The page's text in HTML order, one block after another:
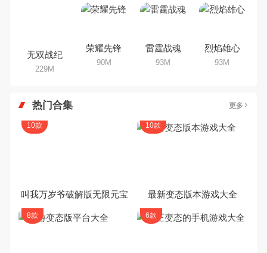
无双战纪
229M
荣耀先锋
90M
雷霆战魂
93M
烈焰雄心
93M
热门合集 更多
叫我万岁爷破解版无限元宝
10款
最新变态版本游戏大全
10款
8款 6款